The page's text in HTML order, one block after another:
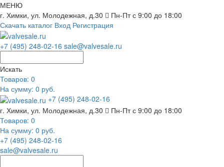
МЕНЮ
г. Химки, ул. Молодежная, д.30
Пн-Пт с 9:00 до 18:00
Скачать каталог Вход Регистрация
+7 (495) 248-02-16 sale@valvesale.ru
Искать
Товаров: 0
На сумму: 0 руб.
+7 (495) 248-02-16
г. Химки, ул. Молодежная, д.30
Пн-Пт с 9:00 до 18:00
Товаров: 0
На сумму: 0 руб.
+7 (495) 248-02-16
sale@valvesale.ru